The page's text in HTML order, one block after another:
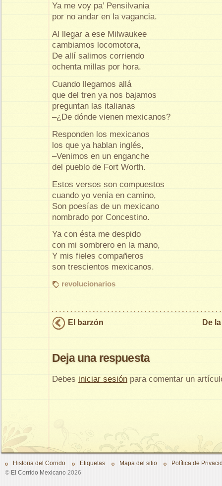
Ya me voy pa’ Pensilvania
por no andar en la vagancia.
Al llegar a ese Milwaukee
cambiamos locomotora,
De allí salimos corriendo
ochenta millas por hora.
Cuando llegamos allá
que del tren ya nos bajamos
preguntan las italianas
–¿De dónde vienen mexicanos?
Responden los mexicanos
los que ya hablan inglés,
–Venimos en un enganche
del pueblo de Fort Worth.
Estos versos son compuestos
cuando yo venía en camino,
Son poesías de un mexicano
nombrado por Concestino.
Ya con ésta me despido
con mi sombrero en la mano,
Y mis fieles compañeros
son trescientos mexicanos.
revolucionarios
El barzón De
Deja una respuesta
Debes iniciar sesión para comentar un
Historia del Corrido Etiquetas Mapa del sitio
Política de
© El Corrido Mexicano 2026